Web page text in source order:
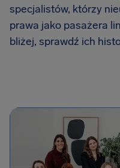
specjalistów, którzy
prawa jako pasażera
bliżej, sprawdź ich